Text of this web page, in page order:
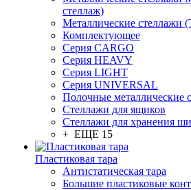
стеллаж)
Металлические стеллажи
Комплектующее
Серия CARGO
Серия HEAVY
Серия LIGHT
Серия UNIVERSAL
Полочные металлические
Стеллажи для ящиков
Стеллажи для хранения
+ ЕЩЕ 15
Пластиковая тара
Антистатическая тара
Большие пластиковые